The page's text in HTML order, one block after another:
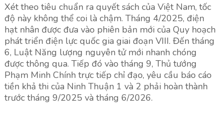
Xét theo tiêu chuẩn ra quyết sách của Việt Nam, tốc
độ này không thể coi là chậm. Tháng 4/2025, điện
hạt nhân được đưa vào phiên bản mới của Quy hoạch
phát triển điện lực quốc gia giai đoạn VIII. Đến tháng
6, Luật Năng lượng nguyên tử mới nhanh chóng
được thông qua. Tiếp đó vào tháng 9, Thủ tướng
Phạm Minh Chính trực tiếp chỉ đạo, yêu cầu báo cáo
tiền khả thi của Ninh Thuận 1 và 2 phải hoàn thành
trước tháng 9/2025 và tháng 6/2026.